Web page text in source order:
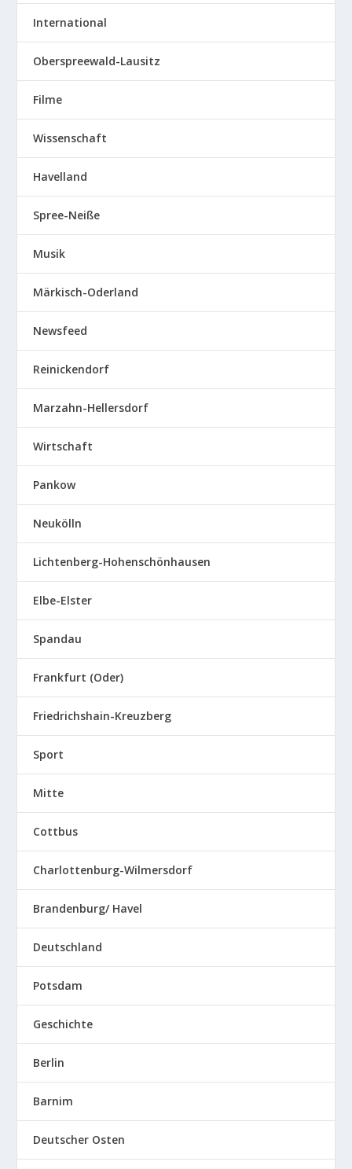
International
Oberspreewald-Lausitz
Filme
Wissenschaft
Havelland
Spree-Neiße
Musik
Märkisch-Oderland
Newsfeed
Reinickendorf
Marzahn-Hellersdorf
Wirtschaft
Pankow
Neukölln
Lichtenberg-Hohenschönhausen
Elbe-Elster
Spandau
Frankfurt (Oder)
Friedrichshain-Kreuzberg
Sport
Mitte
Cottbus
Charlottenburg-Wilmersdorf
Brandenburg/ Havel
Deutschland
Potsdam
Geschichte
Berlin
Barnim
Deutscher Osten